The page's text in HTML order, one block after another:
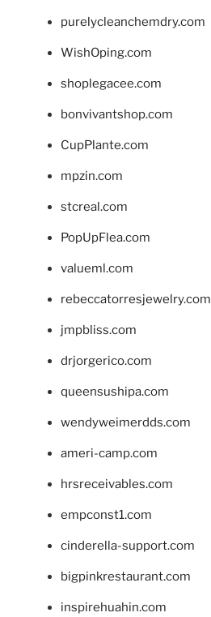
purelycleanchemdry.com
WishOping.com
shoplegacee.com
bonvivantshop.com
CupPlante.com
mpzin.com
stcreal.com
PopUpFlea.com
valueml.com
rebeccatorresjewelry.com
jmpbliss.com
drjorgerico.com
queensushipa.com
wendyweimerdds.com
ameri-camp.com
hrsreceivables.com
empconst1.com
cinderella-support.com
bigpinkrestaurant.com
inspirehuahin.com